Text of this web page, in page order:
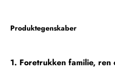
Produktegenskaber
1. Foretrukken familie, ren